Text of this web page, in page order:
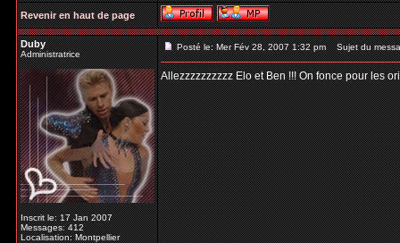
Revenir en haut de page
Duby
Administratrice
Inscrit le: 17 Jan 2007
Messages: 412
Localisation: Montpellier
Posté le: Mer Fév 28, 2007 1:32 pm Sujet du
Allezzzzzzzzzz Elo et Ben !!! On fonce pour les